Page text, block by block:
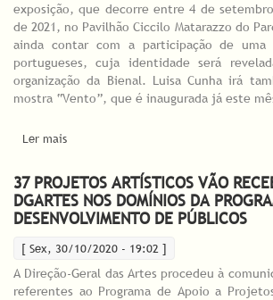
exposição, que decorre entre 4 de
de 2021, no Pavilhão Ciccilo Matarazzo do
ainda contar com a participação de uma
portugueses, cuja identidade será
organização da Bienal. Luisa Cunha irá
mostra “Vento”, que é inaugurada já este
Ler mais
37 PROJETOS ARTÍSTICOS VÃO
DGARTES NOS DOMÍNIOS DA
DESENVOLVIMENTO DE PÚBLICOS
[ Sex, 30/10/2020 - 19:02 ]
A Direção-Geral das Artes procedeu à
referentes ao Programa de Apoio a